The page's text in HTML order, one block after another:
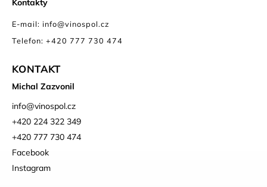
Kontakty
E-mail: info@vinospol.cz
Telefon: +420 777 730 474
KONTAKT
Michal Zazvonil
info@vinospol.cz
+420 224 322 349
+420 777 730 474
Facebook
Instagram